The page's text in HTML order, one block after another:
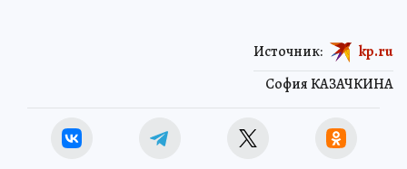
София КАЗАЧКИНА
Источник: kp.ru